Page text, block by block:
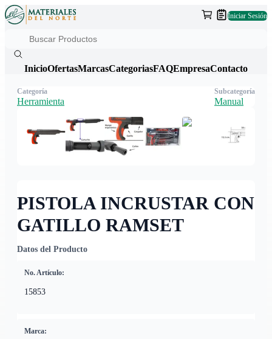
Iniciar Sesión
InicioOfertasMarcasCategoriasFAQEmpresaContacto
PISTOLA INCRUSTAR CON
GATILLO RAMSET
Datos del Producto
No. Artículo:
15853
Marca:
Categoría
Herramienta
Subcategoría
Manual